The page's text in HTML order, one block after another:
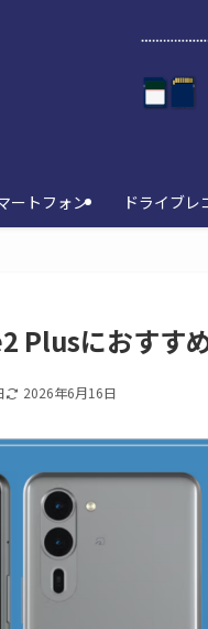
ートフォン ドライブレ
Plusにおすす
2026年6月16日